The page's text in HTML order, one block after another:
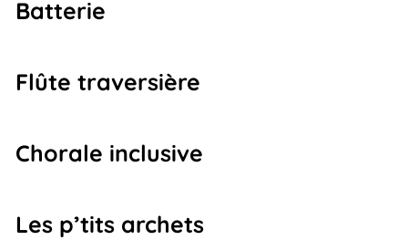
Batterie
Flûte traversière
Chorale inclusive
Les p’tits archets